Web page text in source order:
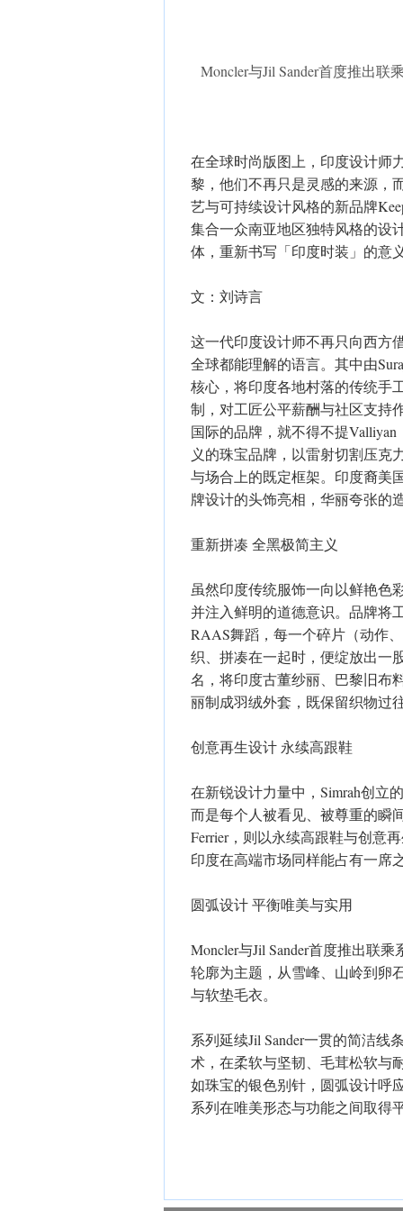
Moncler与Jil Sander首度推出
在全球时尚版图上，印度设计师
黎，他们不再只是灵感的来源，
艺与可持续设计风格的新品牌
集合一众南亚地区独特风格的设
体，重新书写「印度时装」的意
文：刘诗言
这一代印度设计师不再只向西方
全球都能理解的语言。其中由
核心，将印度各地村落的传统手
制，对工匠公平薪酬与社区支持
国际的品牌，就不得不提
义的珠宝品牌，以雷射切割压克
与场合上的既定框架。印度裔美
牌设计的头饰亮相，华丽夸张的
重新拼凑 全黑极简主义
虽然印度传统服饰一向以鲜艳色
并注入鲜明的道德意识。品牌将
RAAS舞蹈，每一个碎片（动作
织、拼凑在一起时，便绽放出一
名，将印度古董纱丽、巴黎旧布
丽制成羽绒外套，既保留织物过
创意再生设计 永续高跟鞋
在新锐设计力量中，Simrah创立
而是每个人被看见、被尊重的瞬
Ferrier，则以永续高跟鞋与创意
印度在高端市场同样能占有一席
圆弧设计 平衡唯美与实用
Moncler与Jil Sander首度推出联
轮廓为主题，从雪峰、山岭到卵
与软垫毛衣。
系列延续Jil Sander一贯的简洁线
术，在柔软与坚韧、毛茸松软与
如珠宝的银色别针，圆弧设计呼
系列在唯美形态与功能之间取得